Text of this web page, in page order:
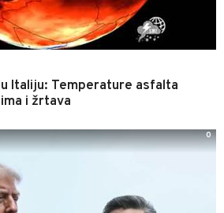
Italiju: Temperature asfalta
i žrtava
0